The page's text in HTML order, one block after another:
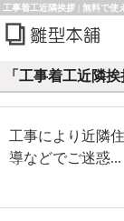
工事着工近隣挨拶 | 無料で使
「工事着工近隣
工事により近隣
導などでご迷惑...